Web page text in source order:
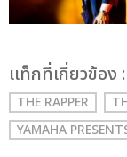
เเท็กที่เกี่ยวข้อง :
THE RAPPER
YAMAHA